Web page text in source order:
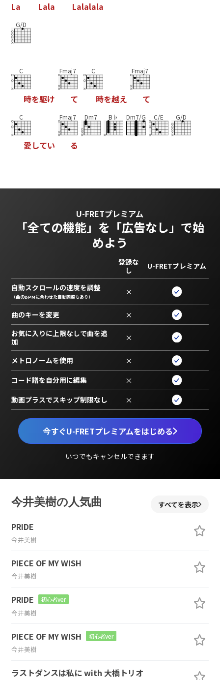
La Lala Lalalala
G/D
C
時を駆け
Fmaj7
て
C
時を越え
Fmaj7
て
C
愛してい
Fmaj7
る
Dm7 B♭ Dm7/G C/E G/D
U-FRETプレミアム
「全ての機能」を 「広告なし」で始
めよう
今すぐU-FRETプレミアムをはじめる
いつでもキャンセルできます
登録な
し
U-FRETプレミアム
自動スクロールの速度を調整
（曲のBPMに合わせた自動調整もあり） ×
曲のキーを変更 ×
お気に入りに上限なしで曲を追
加
×
メトロノームを使用 ×
コード譜を自分用に編集 ×
動画プラスでスキップ制限なし ×
今井美樹の人気曲 すべてを表示
PRIDE
今井美樹
PIECE OF MY WISH
今井美樹
PRIDE 初心者ver
今井美樹
PIECE OF MY WISH 初心者ver
今井美樹
ラストダンスは私に with 大橋トリオ